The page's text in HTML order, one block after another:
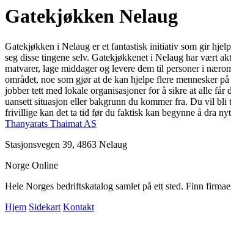
Gatekjøkken Nelaug
Gatekjøkken i Nelaug er et fantastisk initiativ som gir
seg disse tingene selv. Gatekjøkkenet i Nelaug har vært
matvarer, lage middager og levere dem til personer i
området, noe som gjør at de kan hjelpe flere mennesker
jobber tett med lokale organisasjoner for å sikre at alle
uansett situasjon eller bakgrunn du kommer fra. Du vil
frivillige kan det ta tid før du faktisk kan begynne å dra
Thanyarats Thaimat AS
Stasjonsvegen 39, 4863 Nelaug
Norge Online
Hele Norges bedriftskatalog samlet på ett sted. Finn
Hjem Sidekart Kontakt